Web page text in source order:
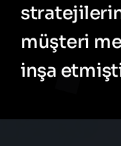
müşteri
inşa